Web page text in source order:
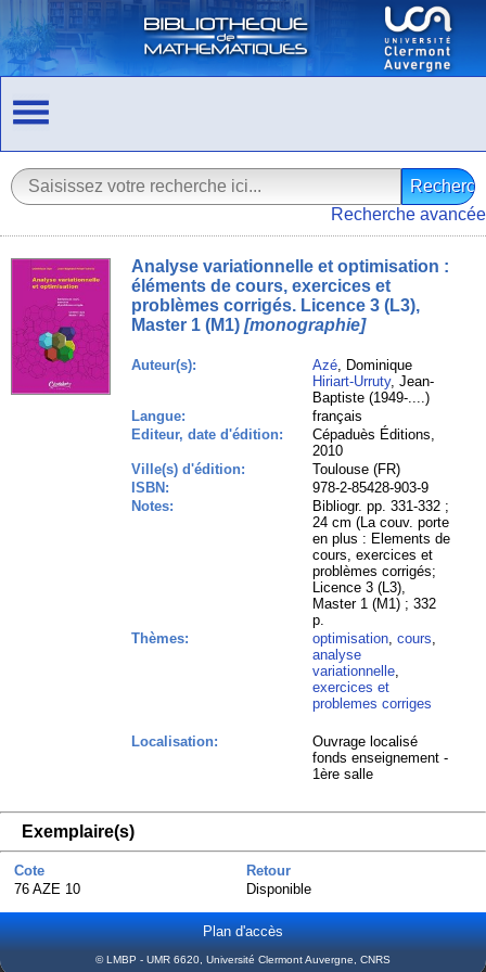
Recherche avancée
Analyse variationnelle et optimisation :
éléments de cours, exercices et
problèmes corrigés. Licence 3 (L3),
Master 1 (M1) [monographie]
Auteur(s): Azé, Dominique
Hiriart-Urruty, Jean-
Baptiste (1949-....)
Langue:
français
Editeur, date d'édition:
Cépaduès Éditions,
2010
Ville(s) d'édition:
Toulouse (FR)
ISBN:
978-2-85428-903-9
Notes:
Bibliogr. pp. 331-332 ;
24 cm (La couv. porte
en plus : Elements de
cours, exercices et
problèmes corrigés;
Licence 3 (L3),
Master 1 (M1) ; 332
p.
Thèmes:
optimisation,cours,
analyse
variationnelle,
exercices et
problemes corriges
Localisation:
Ouvrage localisé
fonds enseignement -
1ère salle
Exemplaire(s)
Cote
Retour
76 AZE 10
Disponible
Plan d'accès
© LMBP - UMR 6620, Université Clermont Auvergne, CNRS